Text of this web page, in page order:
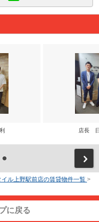
店長
イル上野駅前店の賃貸物件一覧 >
に戻る